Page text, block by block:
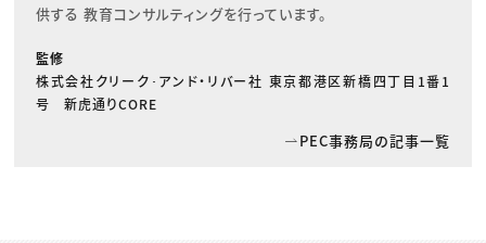
供する 教育コンサルティングを行っています。
監修
株式会社クリーク･アンド・リバー社 東京都港区新橋四丁目1番1
号 新虎通りCORE
PEC事務局の記事一覧